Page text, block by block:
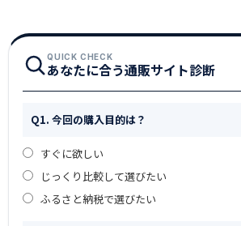
QUICK CHECK
あなたに合う通販サイト診断
Q1. 今回の購入目的は？
すぐに欲しい
じっくり比較して選びたい
ふるさと納税で選びたい